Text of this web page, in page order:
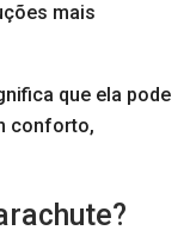
mais
que ela pode
conforto,